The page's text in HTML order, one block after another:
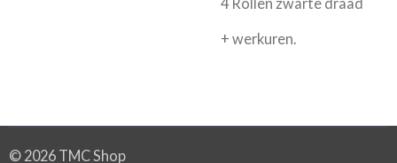
+ werkuren.
© 2026 TMC Shop